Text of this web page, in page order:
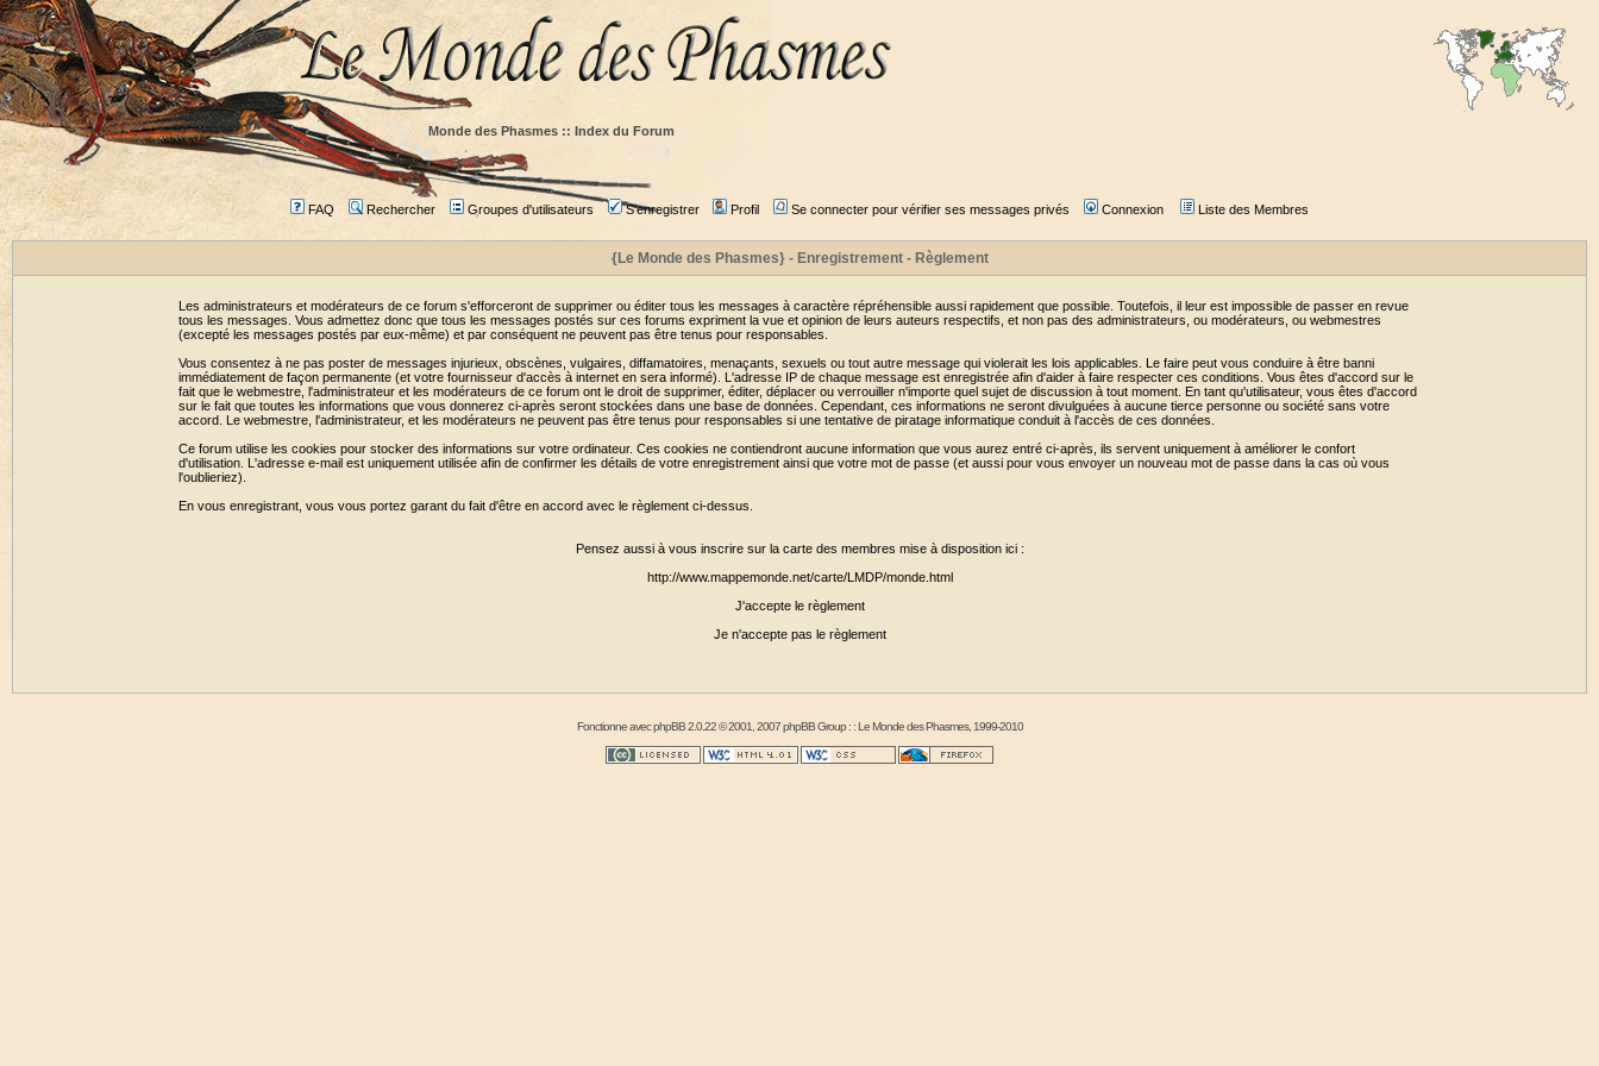
Monde des Phasmes :: Index du Forum
FAQ Rechercher Groupes d'utilisateurs S'enregistrer Profil Se connecter pour vérifier ses messages privés Connexion Liste des Membres
{Le Monde des Phasmes} - Enregistrement - Règlement
Les administrateurs et modérateurs de ce forum s'efforceront de supprimer ou éditer tous les messages à caractère répréhensible aussi rapidement que possible. Toutefois, il leur est impossible de passer en revue
tous les messages. Vous admettez donc que tous les messages postés sur ces forums expriment la vue et opinion de leurs auteurs respectifs, et non pas des administrateurs, ou modérateurs, ou webmestres
(excepté les messages postés par eux-même) et par conséquent ne peuvent pas être tenus pour responsables.
Vous consentez à ne pas poster de messages injurieux, obscènes, vulgaires, diffamatoires, menaçants, sexuels ou tout autre message qui violerait les lois applicables. Le faire peut vous conduire à être banni
immédiatement de façon permanente (et votre fournisseur d'accès à internet en sera informé). L'adresse IP de chaque message est enregistrée afin d'aider à faire respecter ces conditions. Vous êtes d'accord sur le
fait que le webmestre, l'administrateur et les modérateurs de ce forum ont le droit de supprimer, éditer, déplacer ou verrouiller n'importe quel sujet de discussion à tout moment. En tant qu'utilisateur, vous êtes d'accord
sur le fait que toutes les informations que vous donnerez ci-après seront stockées dans une base de données. Cependant, ces informations ne seront divulguées à aucune tierce personne ou société sans votre
accord. Le webmestre, l'administrateur, et les modérateurs ne peuvent pas être tenus pour responsables si une tentative de piratage informatique conduit à l'accès de ces données.
Ce forum utilise les cookies pour stocker des informations sur votre ordinateur. Ces cookies ne contiendront aucune information que vous aurez entré ci-après, ils servent uniquement à améliorer le confort
d'utilisation. L'adresse e-mail est uniquement utilisée afin de confirmer les détails de votre enregistrement ainsi que votre mot de passe (et aussi pour vous envoyer un nouveau mot de passe dans la cas où vous
l'oublieriez).
En vous enregistrant, vous vous portez garant du fait d'être en accord avec le règlement ci-dessus.
Pensez aussi à vous inscrire sur la carte des membres mise à disposition ici :
http://www.mappemonde.net/carte/LMDP/monde.html
J'accepte le règlement
Je n'accepte pas le règlement
Fonctionne avecphpBB2.0.22 © 2001, 2007 phpBB Group : :Le Monde des Phasmes, 1999-2010